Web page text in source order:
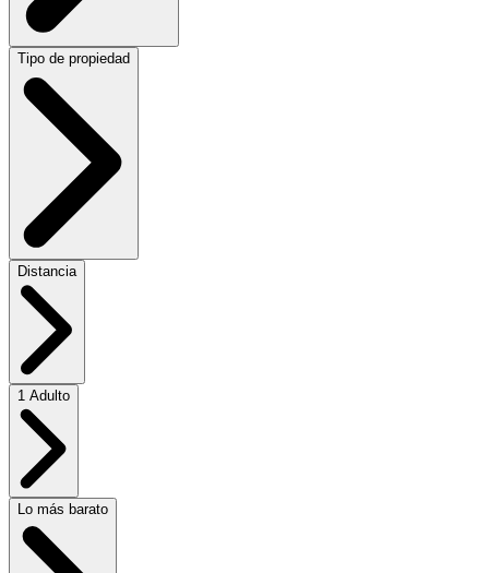
Tipo de propiedad
Distancia
1 Adulto
Lo más barato